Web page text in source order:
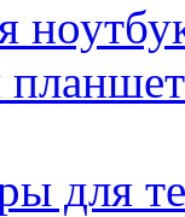
для